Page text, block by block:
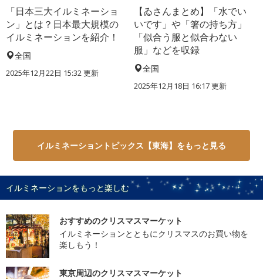
「日本三大イルミネーショ
ン」とは？日本最大規模の
イルミネーションを紹介！
全国
2025年12月22日 15:32 更新
【ゐさんまとめ】「水でい
いです」や「箸の持ち方」
「似合う服と似合わない
服」などを収録
全国
2025年12月18日 16:17 更新
イルミネーショントピックス【東海】をもっと見る
イルミネーションをもっと楽しむ
おすすめのクリスマスマーケット
イルミネーションとともにクリスマスのお買い物を
楽しもう！
東京周辺のクリスマスマーケット